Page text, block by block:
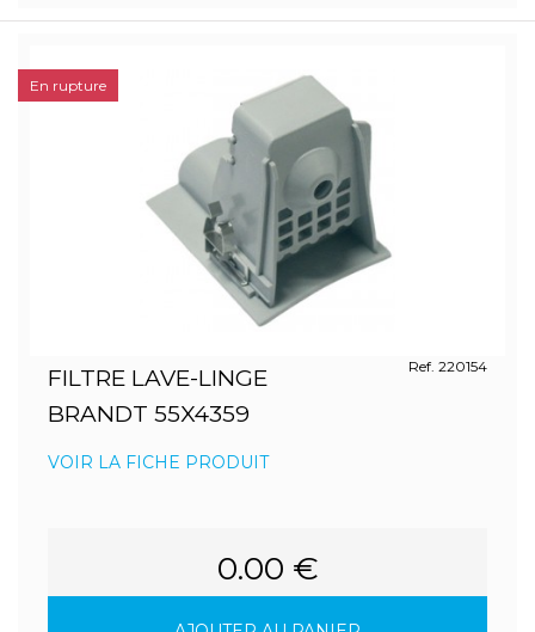
FILTRE LAVE-LINGE
BRANDT 55X4359
Ref. 220154
VOIR LA FICHE PRODUIT
0.00 €
En rupture